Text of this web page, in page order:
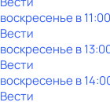
воскресенье в11:00
Вести
воскресенье в
Вести
воскресенье в
Вести